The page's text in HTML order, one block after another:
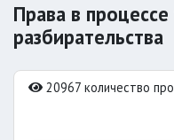
Права в
разбирательства
20967 количество